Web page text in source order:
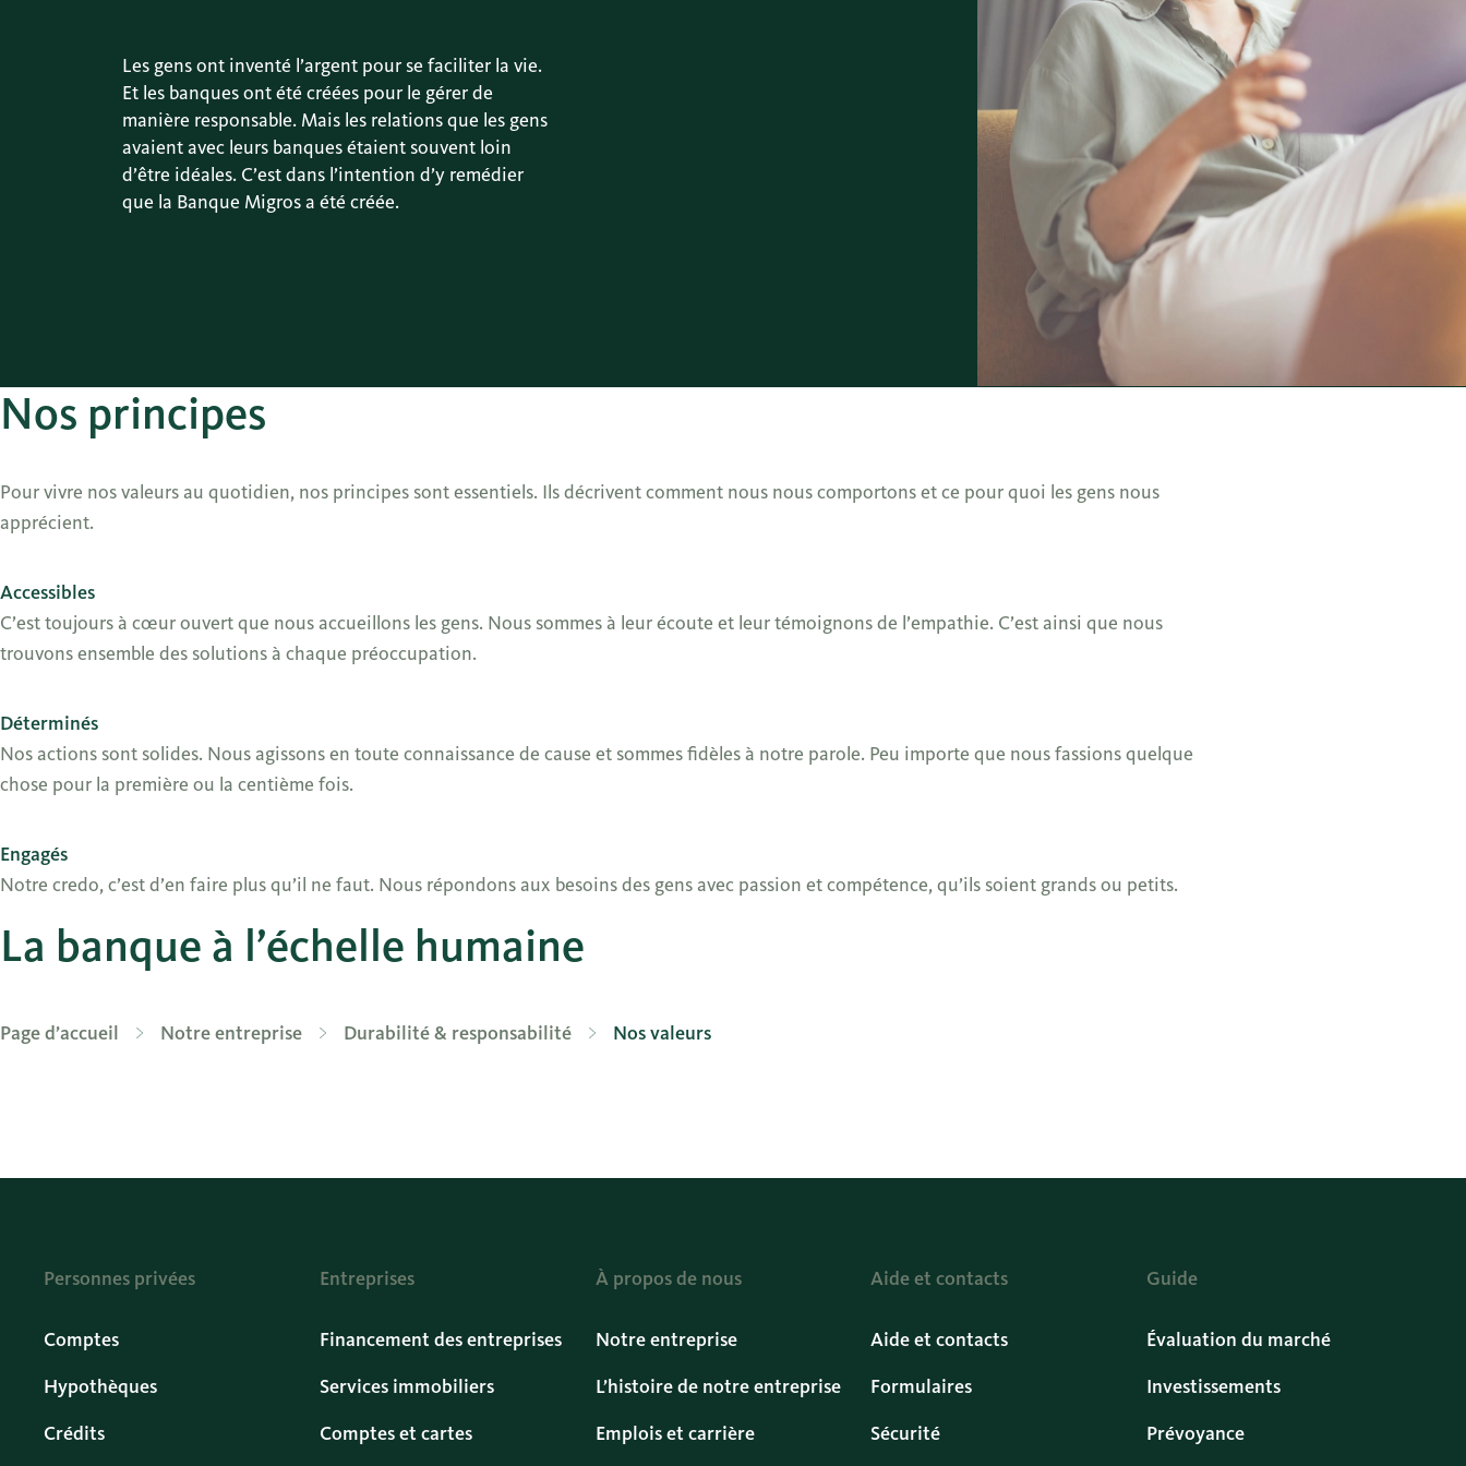
Les gens ont inventé l’argent pour se faciliter la vie.
Et les banques ont été créées pour le gérer de
manière responsable. Mais les relations que les gens
avaient avec leurs banques étaient souvent loin
d’être idéales. C’est dans l’intention d’y remédier
que la Banque Migros a été créée.
Nos principes
Pour vivre nos valeurs au quotidien, nos principes sont essentiels. Ils décrivent comment nous nous comportons et ce pour quoi les gens nous
apprécient.
Accessibles
C’est toujours à cœur ouvert que nous accueillons les gens. Nous sommes à leur écoute et leur témoignons de l’empathie. C’est ainsi que nous
trouvons ensemble des solutions à chaque préoccupation.
Déterminés
Nos actions sont solides. Nous agissons en toute connaissance de cause et sommes fidèles à notre parole. Peu importe que nous fassions quelque
chose pour la première ou la centième fois.
Engagés
Notre credo, c’est d’en faire plus qu’il ne faut. Nous répondons aux besoins des gens avec passion et compétence, qu’ils soient grands ou petits.
La banque à l’échelle humaine
Page d’accueil Notre entreprise Durabilité & responsabilité Nos valeurs
Personnes privées
Comptes
Hypothèques
Crédits
Entreprises
Financement des entreprises
Services immobiliers
Comptes et cartes
À propos de nous
Notre entreprise
L’histoire de notre entreprise
Emplois et carrière
Aide et contacts
Aide et contacts
Formulaires
Sécurité
Guide
Évaluation du marché
Investissements
Prévoyance